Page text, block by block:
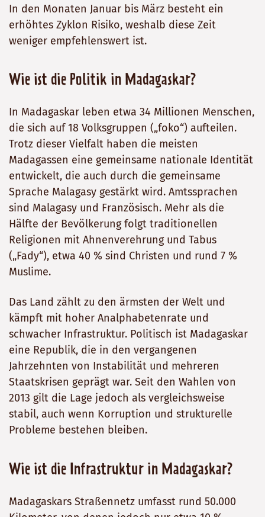
In den Monaten Januar bis März besteht ein
erhöhtes Zyklon Risiko, weshalb diese Zeit
weniger empfehlenswert ist.
Wie ist die Politik in Madagaskar?
In Madagaskar leben etwa 34 Millionen Menschen,
die sich auf 18 Volksgruppen („foko“) aufteilen.
Trotz dieser Vielfalt haben die meisten
Madagassen eine gemeinsame nationale Identität
entwickelt, die auch durch die gemeinsame
Sprache Malagasy gestärkt wird. Amtssprachen
sind Malagasy und Französisch. Mehr als die
Hälfte der Bevölkerung folgt traditionellen
Religionen mit Ahnenverehrung und Tabus
(„Fady“), etwa 40 % sind Christen und rund 7 %
Muslime.
Das Land zählt zu den ärmsten der Welt und
kämpft mit hoher Analphabetenrate und
schwacher Infrastruktur. Politisch ist Madagaskar
eine Republik, die in den vergangenen
Jahrzehnten von Instabilität und mehreren
Staatskrisen geprägt war. Seit den Wahlen von
2013 gilt die Lage jedoch als vergleichsweise
stabil, auch wenn Korruption und strukturelle
Probleme bestehen bleiben.
Wie ist die Infrastruktur in Madagaskar?
Madagaskars Straßennetz umfasst rund 50.000